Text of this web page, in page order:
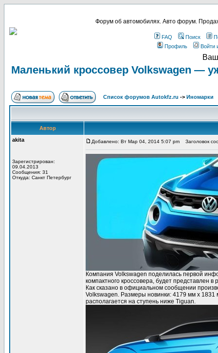
Форум об автомобилях. Авто форум.
FAQ Поиск
Профиль
Войти
Маленький кроссовер Volkswagen —
Список форумов Autokfz.ru -> Иномарки
Автор
akita
Зарегистрирован:
09.04.2013
Сообщения: 31
Откуда: Санкт Петербург
Добавлено: Вт Мар 04, 2014 5:07 pm Заголовок
Компания Volkswagen поделилась первой
компактного кроссовера, будет представлен
Как сказано в официальном сообщении
Volkswagen. Размеры новинки: 4179 мм х
располагается на ступень ниже Tiguan.